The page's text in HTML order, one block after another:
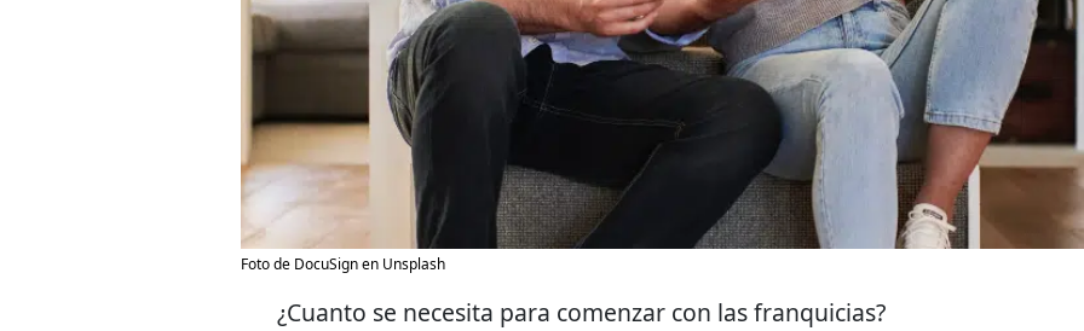
Foto de DocuSign en Unsplash
¿Cuanto se necesita para comenzar con las franquicias?